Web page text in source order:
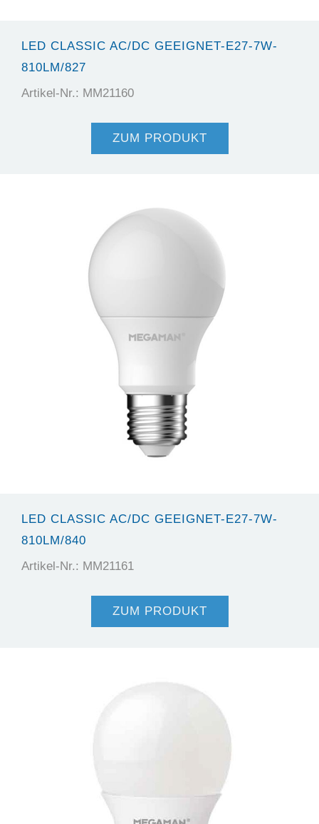
LED CLASSIC AC/DC GEEIGNET-E27-7W-
810LM/827
Artikel-Nr.: MM21160
ZUM PRODUKT
LED CLASSIC AC/DC GEEIGNET-E27-7W-
810LM/840
Artikel-Nr.: MM21161
ZUM PRODUKT